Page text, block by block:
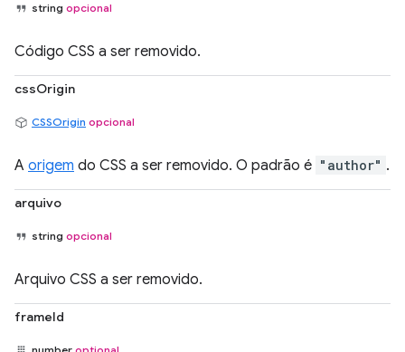
string opcional
Código CSS a ser removido.
cssOrigin
CSSOrigin opcional
A origem do CSS a ser removido. O padrão é "author" .
arquivo
string opcional
Arquivo CSS a ser removido.
frameId